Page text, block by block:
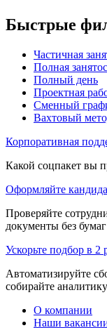
Быстрые
Частичная
Полная
Полный день
Проектная
Сменный
Вахтовый
Корпоративная
Какой соцпакет вы
Оформляйте
Проверяйте
документы без
Ускорьте подбор в 2
Автоматизируйте
собирайте
О компании
Наши